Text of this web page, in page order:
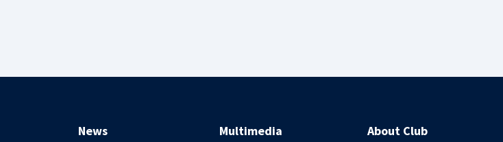
News Multimedia About Club